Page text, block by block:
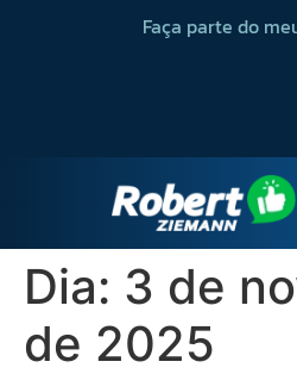
Faça parte do
Dia: 3 de
de 2025